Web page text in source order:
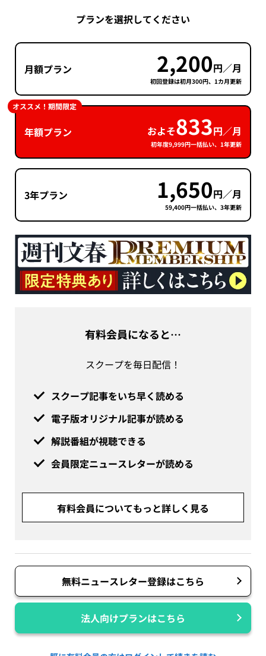
プランを選択してください
月額プラン 2,200円／月
初回登録は初月300円、1カ月更新
年額プラン およそ833円／月
初年度9,999円一括払い、1年更新
オススメ！期間限定
3年プラン 1,650円／月
59,400円一括払い、3年更新
有料会員になると…
スクープを毎日配信！
スクープ記事をいち早く読める
電子版オリジナル記事が読める
解説番組が視聴できる
会員限定ニュースレターが読める
有料会員についてもっと詳しく見る
無料ニュースレター登録はこちら
法人向けプランはこちら